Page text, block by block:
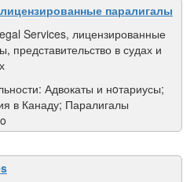
паралигалы
Services, лицензированные
представительство в судах и
Адвокаты и нoтариусы;
в Канаду; Паралигалы